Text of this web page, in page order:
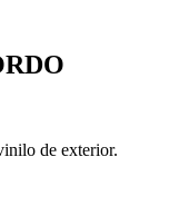
de exterior.